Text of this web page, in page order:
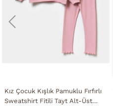
Kız Çocuk Kışlık Pamuklu Fırfırlı
Sweatshirt Fitili Tayt Alt-Üst